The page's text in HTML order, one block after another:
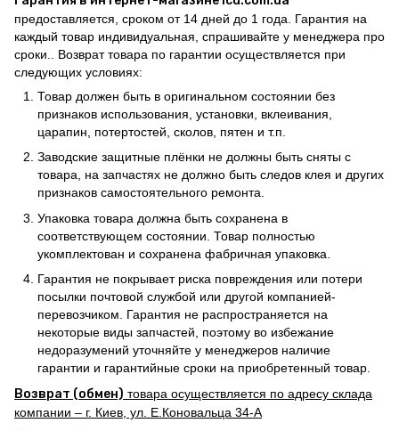
предоставляется, сроком от 14 дней до 1 года. Гарантия на
каждый товар индивидуальная, спрашивайте у менеджера про
сроки.. Возврат товара по гарантии осуществляется при
следующих условиях:
Товар должен быть в оригинальном состоянии без
признаков использования, установки, вклеивания,
царапин, потертостей, сколов, пятен и т.п.
Заводские защитные плёнки не должны быть сняты с
товара, на запчастях не должно быть следов клея и других
признаков самостоятельного ремонта.
Упаковка товара должна быть сохранена в
соответствующем состоянии. Товар полностью
укомплектован и сохранена фабричная упаковка.
Гарантия не покрывает риска повреждения или потери
посылки почтовой службой или другой компанией-
перевозчиком. Гарантия не распространяется на
некоторые виды запчастей, поэтому во избежание
недоразумений уточняйте у менеджеров наличие
гарантии и гарантийные сроки на приобретенный товар.
Возврат (обмен) товара осуществляется по адресу склада
компании – г. Киев, ул. Е.Коновальца 34-А